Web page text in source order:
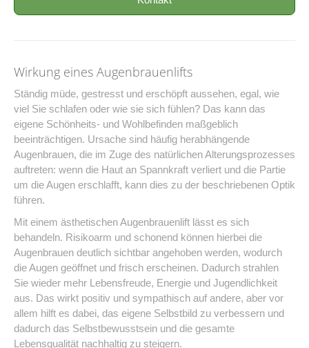
Wirkung eines Augenbrauenlifts
Ständig müde, gestresst und erschöpft aussehen, egal, wie
viel Sie schlafen oder wie sie sich fühlen? Das kann das
eigene Schönheits- und Wohlbefinden maßgeblich
beeinträchtigen. Ursache sind häufig herabhängende
Augenbrauen, die im Zuge des natürlichen Alterungsprozesses
auftreten: wenn die Haut an Spannkraft verliert und die Partie
um die Augen erschlafft, kann dies zu der beschriebenen Optik
führen.
Mit einem ästhetischen Augenbrauenlift lässt es sich
behandeln. Risikoarm und schonend können hierbei die
Augenbrauen deutlich sichtbar angehoben werden, wodurch
die Augen geöffnet und frisch erscheinen. Dadurch strahlen
Sie wieder mehr Lebensfreude, Energie und Jugendlichkeit
aus. Das wirkt positiv und sympathisch auf andere, aber vor
allem hilft es dabei, das eigene Selbstbild zu verbessern und
dadurch das Selbstbewusstsein und die gesamte
Lebensqualität nachhaltig zu steigern.